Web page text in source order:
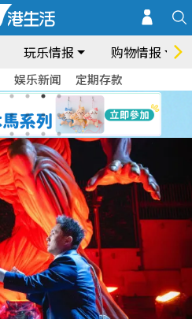
玩乐情报 购物情报
娱乐新闻 定期存款